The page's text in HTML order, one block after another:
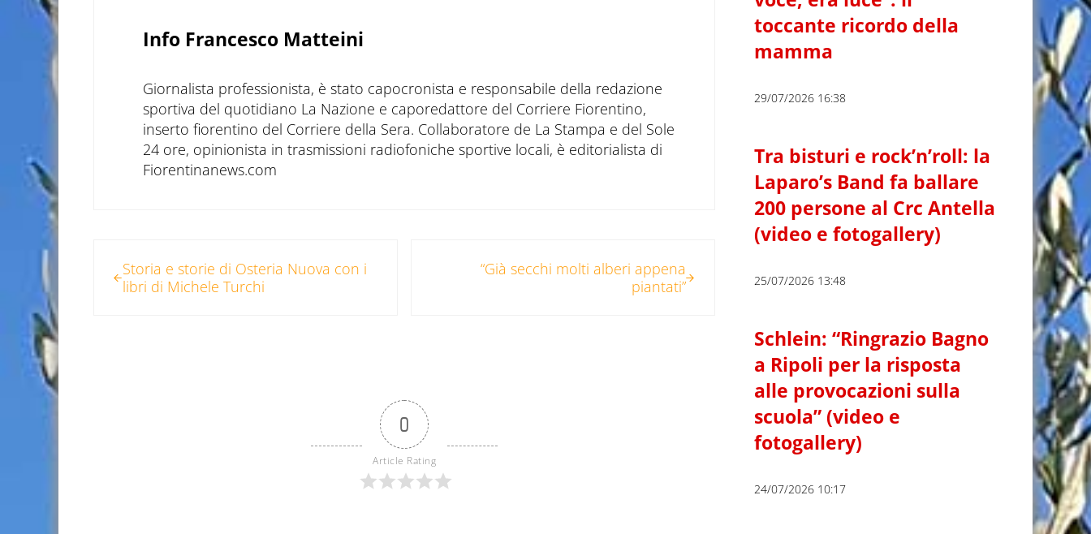
Info Francesco Matteini
Giornalista professionista, è stato capocronista e responsabile della redazione
sportiva del quotidiano La Nazione e caporedattore del Corriere Fiorentino,
inserto fiorentino del Corriere della Sera. Collaboratore de La Stampa e del Sole
24 ore, opinionista in trasmissioni radiofoniche sportive locali, è editorialista di
Fiorentinanews.com
Storia e storie di Osteria Nuova con i
libri di Michele Turchi
“Già secchi molti alberi appena
piantati”
0
Article Rating
toccante ricordo della
mamma
29/07/2026 16:38
Tra bisturi e rock’n’roll: la
Laparo’s Band fa ballare
200 persone al Crc Antella
(video e fotogallery)
25/07/2026 13:48
Schlein: “Ringrazio Bagno
a Ripoli per la risposta
alle provocazioni sulla
scuola” (video e
fotogallery)
24/07/2026 10:17